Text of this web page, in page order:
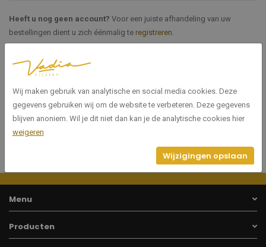
Heeft u nog geen account? Voor een juiste afhandeling van uw
bestellingen dient u zich éénmalig te registreren.
Specificaties
Artikelnummer HW1000
Menu
Producten
Wij maken gebruik van analytische en social media cookies. Deze
gegevens gebruiken wij om de website te verbeteren. Deze gegevens
blijven anoniem. Wil je dit niet dan kan je de analytische cookies hier
weigeren
Wijzigingen opslaan